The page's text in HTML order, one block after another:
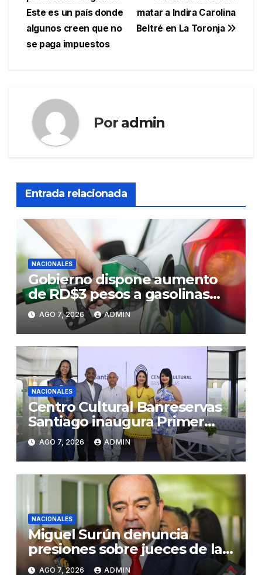
de
entradas
matar a Indira Carolina
Beltré en La Toronja
Este es un país donde
algunos creen que no
se paga impuestos
Por admin
Entrada relacionada
NACIONALES
Gobierno dispone aumento
de RD$3 pesos a gasolinas
premium y regular
AGO 7, 2026 ADMIN
NACIONALES
Centro Cultural Banreservas
Santiago inaugura Primer
Congreso de Artesanos de
Santiago
AGO 7, 2026 ADMIN
NACIONALES
Miguel Surún denuncia
presiones sobre jueces de la
Suprema Corte de Justicia
AGO 7, 2026 ADMIN